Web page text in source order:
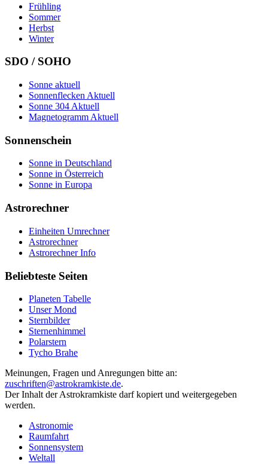
Frühling
Sommer
Herbst
Winter
SDO / SOHO
Sonne aktuell
Sonnenflecken Aktuell
Sonne 304 Aktuell
Magnetogramm Aktuell
Sonnenschein
Sonne in Deutschland
Sonne in Österreich
Sonne in Europa
Astrorechner
Einheiten Umrechner
Astrorechner
Astrorechner Info
Beliebteste Seiten
Planeten Tabelle
Unser Mond
Sternbilder
Sternenhimmel
Polarstern
Tycho Brahe
Meinungen, Fragen und Anregungen bitte an:
zuschriften@astrokramkiste.de.
Der Inhalt der Astrokramkiste darf kopiert und weitergegeben
werden.
Astronomie
Raumfahrt
Sonnensystem
Weltall